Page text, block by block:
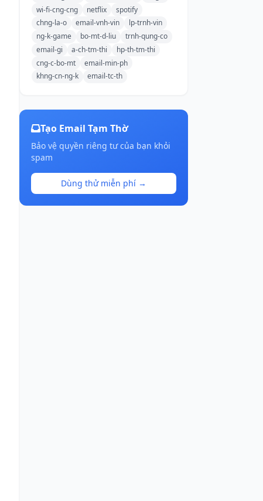
wi-fi-cng-cng
netflix
spotify
chng-la-o
email-vnh-vin
lp-trnh-vin
ng-k-game
bo-mt-d-liu
trnh-qung-co
email-gi
a-ch-tm-thi
hp-th-tm-thi
cng-c-bo-mt
email-min-ph
khng-cn-ng-k
email-tc-th
Tạo Email Tạm Thờ
Bảo vệ quyền riêng tư của bạn khỏi
spam
Dùng thử miễn phí →